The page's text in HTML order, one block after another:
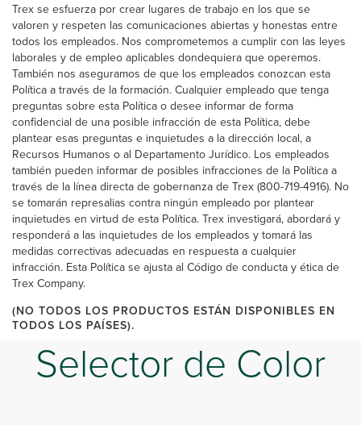
Trex se esfuerza por crear lugares de trabajo en los que se
valoren y respeten las comunicaciones abiertas y honestas entre
todos los empleados. Nos comprometemos a cumplir con las leyes
laborales y de empleo aplicables dondequiera que operemos.
También nos aseguramos de que los empleados conozcan esta
Política a través de la formación. Cualquier empleado que tenga
preguntas sobre esta Política o desee informar de forma
confidencial de una posible infracción de esta Política, debe
plantear esas preguntas e inquietudes a la dirección local, a
Recursos Humanos o al Departamento Jurídico. Los empleados
también pueden informar de posibles infracciones de la Política a
través de la línea directa de gobernanza de Trex (800-719-4916). No
se tomarán represalias contra ningún empleado por plantear
inquietudes en virtud de esta Política. Trex investigará, abordará y
responderá a las inquietudes de los empleados y tomará las
medidas correctivas adecuadas en respuesta a cualquier
infracción. Esta Política se ajusta al Código de conducta y ética de
Trex Company.
(NO TODOS LOS PRODUCTOS ESTÁN DISPONIBLES EN
TODOS LOS PAÍSES).
Selector de Color